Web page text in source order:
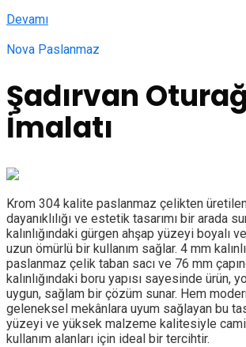
Devamı
Nova Paslanmaz
Şadırvan
İmalatı
Krom 304 kalite paslanmaz çelikten
dayanıklılığı ve estetik tasarımı bir arada
kalınlığındaki gürgen ahşap yüzeyi boyalı
uzun ömürlü bir kullanım sağlar. 4 mm
paslanmaz çelik taban sacı ve 76 mm
kalınlığındaki boru yapısı sayesinde ürün,
uygun, sağlam bir çözüm sunar. Hem
geleneksel mekânlara uyum sağlayan bu
yüzeyi ve yüksek malzeme kalitesiyle
kullanım alanları için ideal bir tercihtir.